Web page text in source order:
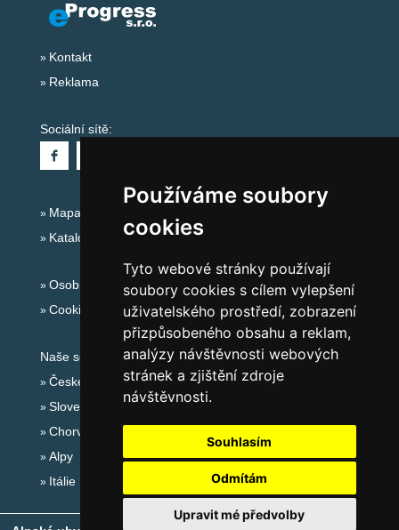
Používáme soubory
cookies
Tyto webové stránky používají
soubory cookies s cílem vylepšení
uživatelského prostředí, zobrazení
přizpůsobeného obsahu a reklam,
analýzy návštěvnosti webových
stránek a zjištění zdroje
návštěvnosti.
Souhlasím
Odmítám
Upravit mé předvolby
Kontakt
Reklama
Sociální sítě:
Mapa serveru Alpy - Rakousko
Katalog ubytování
Osobní údaje
Cookies
Naše servery:
České hory
Slovenské hory
Chorvatsko
Alpy
Itálie